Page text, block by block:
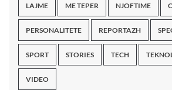
LAJME ME TEPER NJOFTIME
PERSONALITETE REPORTAZH
SPORT STORIES TECH
VIDEO